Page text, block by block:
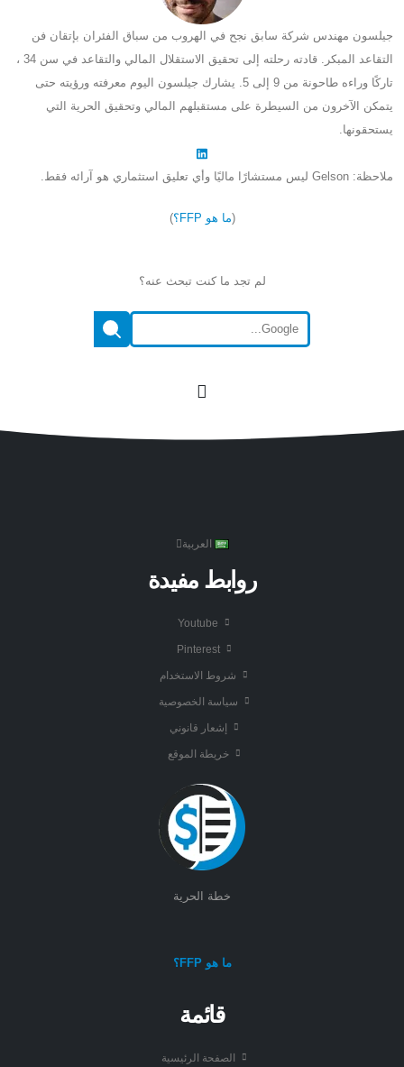
جيلسون مهندس شركة سابق نجح في الهروب من سباق الفئران بإتقان فن
التقاعد المبكر. قادته رحلته إلى تحقيق الاستقلال المالي والتقاعد في سن 34 ،
تاركًا وراءه طاحونة من 9 إلى 5. يشارك جيلسون اليوم معرفته ورؤيته حتى
يتمكن الآخرون من السيطرة على مستقبلهم المالي وتحقيق الحرية التي
يستحقونها.
ملاحظة: Gelson ليس مستشارًا ماليًا وأي تعليق استثماري هو آرائه فقط.
(ما هو FFP؟ )
لم تجد ما كنت تبحث عنه؟
العربية
روابط مفيدة
Youtube
Pinterest
شروط الاستخدام
سياسة الخصوصية
إشعار قانوني
خريطة الموقع
خطة الحرية
ما هو FFP؟
قائمة
الصفحة الرئيسية